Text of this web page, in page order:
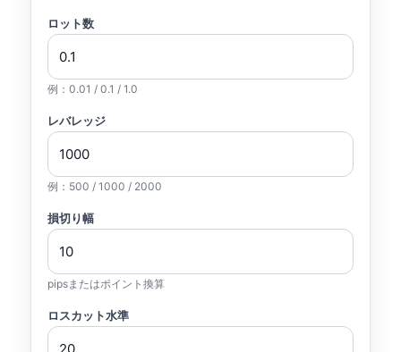
ロット数
例：0.01 / 0.1 / 1.0
レバレッジ
例：500 / 1000 / 2000
損切り幅
pipsまたはポイント換算
ロスカット水準